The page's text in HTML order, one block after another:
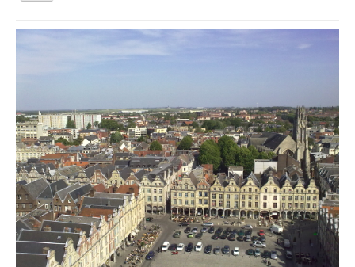
la
Vous êtes ici :
Accueil Nature-écriture en jardin urbain
Animations et éducation
Accompagnement du territoire et ingénierie
Espace Info Energie
Guide Nature Patrimoine Volontaire (GNPV)
Centre de Ressources du Territoire (CRT)
Contact